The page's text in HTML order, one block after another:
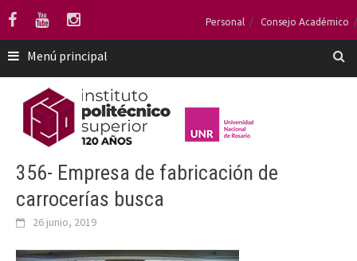
Saltar
contenido
Personal Consejo Académico
Menú principal
356- Empresa de fabricación de
carrocerías busca
26 junio, 2019